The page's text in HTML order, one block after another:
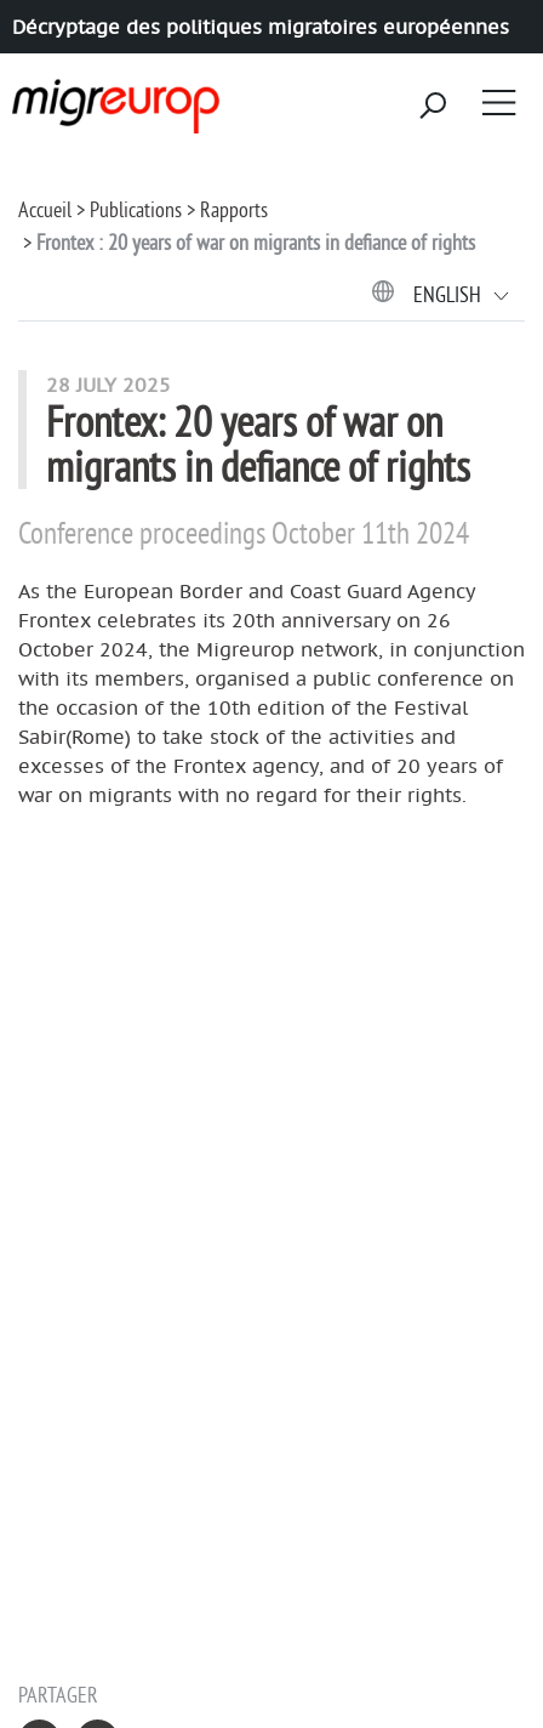
Décryptage des politiques migratoires européennes
Accueil Publications
Rapports
Frontex : 20 years of war on migrants in defiance of rights
ENGLISH
28 JULY 2025
Frontex: 20 years of war on
migrants in defiance of rights
Conference proceedings October 11th 2024
As the European Border and Coast Guard Agency
Frontex celebrates its 20th anniversary on 26
October 2024, the Migreurop network, in conjunction
with its members, organised a public conference on
the occasion of the 10th edition of the Festival
Sabir(Rome) to take stock of the activities and
excesses of the Frontex agency, and of 20 years of
war on migrants with no regard for their rights.
PARTAGER